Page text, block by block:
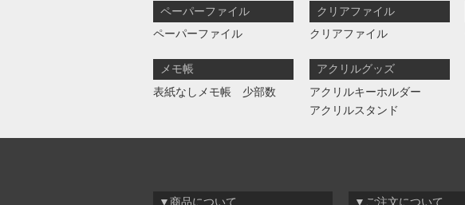
ペーパーファイル
ペーパーファイル
クリアファイル
クリアファイル
メモ帳
表紙なしメモ帳 少部数
アクリルグッズ
アクリルキーホルダー
アクリルスタンド
▼商品について ▼ご注文について